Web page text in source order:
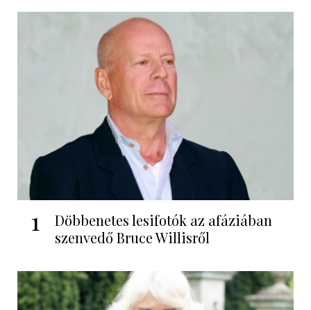
1
Döbbenetes lesifotók az afáziában
szenvedő Bruce Willisről